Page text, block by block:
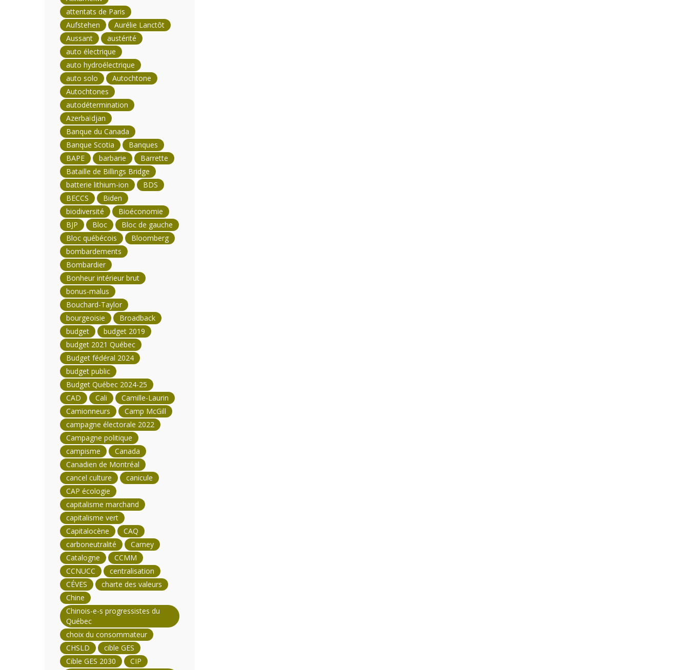
attentats de Paris
Aufstehen
Aurélie Lanctôt
Aussant
austérité
auto électrique
auto hydroélectrique
auto solo
Autochtone
Autochtones
autodétermination
Azerbaïdjan
Banque du Canada
Banque Scotia
Banques
BAPE
barbarie
Barrette
Bataille de Billings Bridge
batterie lithium-ion
BDS
BECCS
Biden
biodiversité
Bioéconomie
BJP
Bloc
Bloc de gauche
Bloc québécois
Bloomberg
bombardements
Bombardier
Bonheur intérieur brut
bonus-malus
Bouchard-Taylor
bourgeoisie
Broadback
budget
budget 2019
budget 2021 Québec
Budget fédéral 2024
budget public
Budget Québec 2024-25
CAD
Cali
Camille-Laurin
Camionneurs
Camp McGill
campagne électorale 2022
Campagne politique
campisme
Canada
Canadien de Montréal
cancel culture
canicule
CAP écologie
capitalisme marchand
capitalisme vert
Capitalocène
CAQ
carboneutralité
Carney
Catalogne
CCMM
CCNUCC
centralisation
CÉVES
charte des valeurs
Chine
Chinois-e-s progressistes du
Québec
choix du consommateur
CHSLD
cible GES
Cible GES 2030
CIP